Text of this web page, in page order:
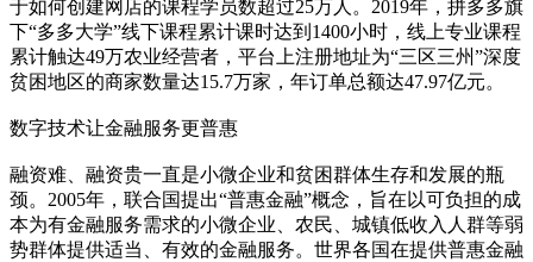
于如何创建网店的课程学员数超过25万人。2019年，拼多多旗
下“多多大学”线下课程累计课时达到1400小时，线上专业课程
累计触达49万农业经营者，平台上注册地址为“三区三州”深度
贫困地区的商家数量达15.7万家，年订单总额达47.97亿元。
数字技术让金融服务更普惠
融资难、融资贵一直是小微企业和贫困群体生存和发展的瓶
颈。2005年，联合国提出“普惠金融”概念，旨在以可负担的成
本为有金融服务需求的小微企业、农民、城镇低收入人群等弱
势群体提供适当、有效的金融服务。世界各国在提供普惠金融